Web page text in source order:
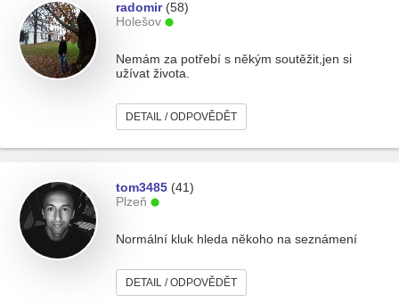
radomir(58)
Holešov
Nemám za potřebí s někým soutěžit,jen si
užívat života.
DETAIL / ODPOVĚDĚT
tom3485 (41)
Plzeň
Normální kluk hleda někoho na seznámení
DETAIL / ODPOVĚDĚT